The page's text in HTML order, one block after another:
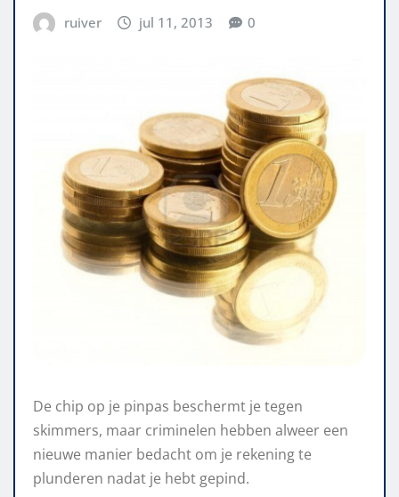
ruiver jul 11, 2013 0
De chip op je pinpas beschermt je tegen
skimmers, maar criminelen hebben alweer een
nieuwe manier bedacht om je rekening te
plunderen nadat je hebt gepind.